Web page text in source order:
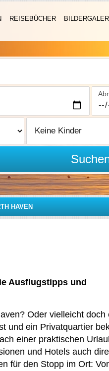
REISEBÜCHER
HAVEN
Ausflugstipps und
Oder vielleicht doch
und ein Privatquartier
einer praktischen
und Hotels auch
für den Stopp im Ort: